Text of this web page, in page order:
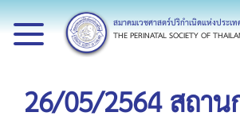
สมาคมเวชศาสตร์ปริกำเนิดแห่งประเ
THE PERINATAL SOCIETY OF
26/05/2564 สถา